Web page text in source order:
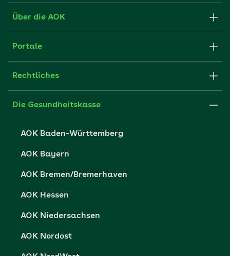
Formulare und Anträge
FAQ
Über die AOK
Struktur & Verwaltung
Partner der AOK
Portale
Fachportal für Arbeitgeber
Presse- und Politikportal
Vertriebspartner-Service
Rechtliches
Impressum
Die Gesundheitskasse
AOK Baden-Württemberg
AOK Bayern
AOK Bremen/Bremerhaven
AOK Hessen
AOK Niedersachsen
AOK Nordost